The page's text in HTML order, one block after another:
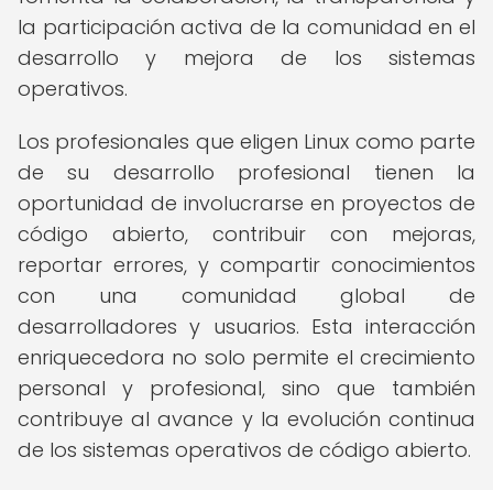
la participación activa de la comunidad en el
desarrollo y mejora de los sistemas
operativos.
Los profesionales que eligen Linux como parte
de su desarrollo profesional tienen la
oportunidad de involucrarse en proyectos de
código abierto, contribuir con mejoras,
reportar errores, y compartir conocimientos
con una comunidad global de
desarrolladores y usuarios. Esta interacción
enriquecedora no solo permite el crecimiento
personal y profesional, sino que también
contribuye al avance y la evolución continua
de los sistemas operativos de código abierto.